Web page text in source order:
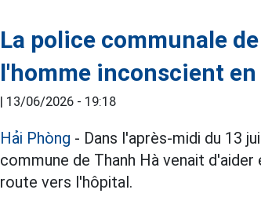
La police communale
l'homme inconscient
13/06/2026 - 19:18
Hải Phòng - Dans l'après-midi du 13
commune de Thanh Hà venait
route vers l'hôpital.